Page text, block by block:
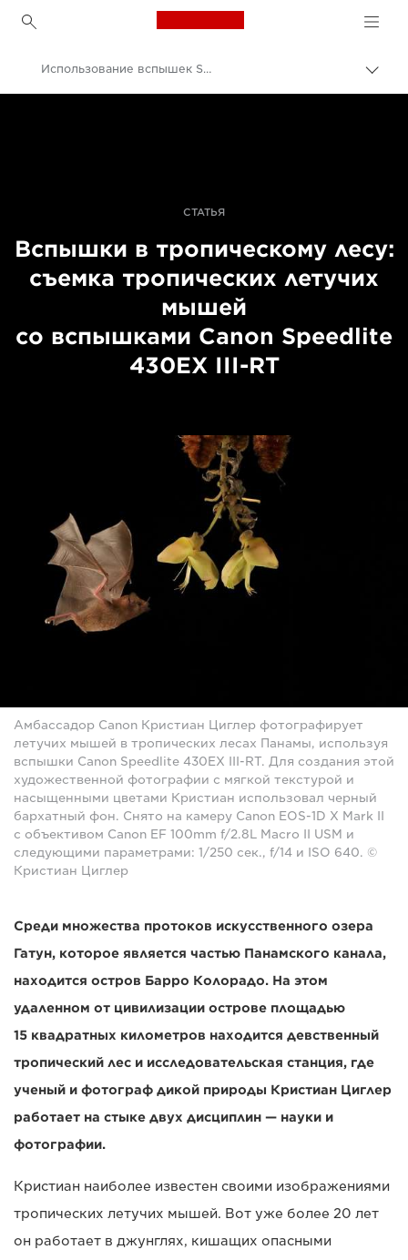
Canon Logo, back to
Использование вспышек Speedlite в тропическом лесу
СТАТЬЯ
Вспышки в тропическому лесу:
съемка тропических летучих
мышей
со вспышками Canon Speedlite
430EX III-RT
Амбассадор Canon Кристиан Циглер фотографирует
летучих мышей в тропических лесах Панамы, используя
вспышки Canon Speedlite 430EX III-RT. Для создания этой
художественной фотографии с мягкой текстурой и
насыщенными цветами Кристиан использовал черный
бархатный фон. Снято на камеру Canon EOS-1D X Mark II
с объективом Canon EF 100mm f/2.8L Macro II USM и
следующими параметрами: 1/250 сек., f/14 и ISO 640. ©
Кристиан Циглер
Среди множества протоков искусственного озера
Гатун, которое является частью Панамского канала,
находится остров Барро Колорадо. На этом
удаленном от цивилизации острове площадью
15 квадратных километров находится девственный
тропический лес и исследовательская станция, где
ученый и фотограф дикой природы Кристиан Циглер
работает на стыке двух дисциплин — науки и
фотографии.
Кристиан наиболее известен своими изображениями
тропических летучих мышей. Вот уже более 20 лет
он работает в джунглях, кишащих опасными